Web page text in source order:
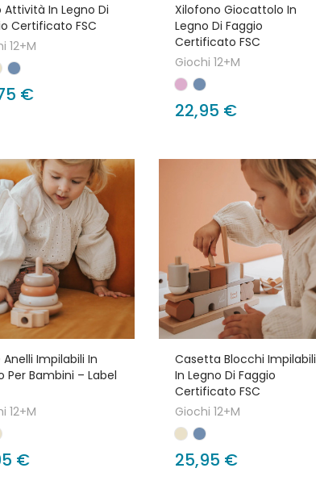
Attività In Legno Di
Certificato FSC
12+M
€
Xilofono Giocattolo In
Legno Di Faggio
Certificato FSC
Giochi 12+M
22,95 €
Anelli Impilabili In
Per Bambini – Label
12+M
€
Casetta Blocchi Impilabili
In Legno Di Faggio
Certificato FSC
Giochi 12+M
25,95 €